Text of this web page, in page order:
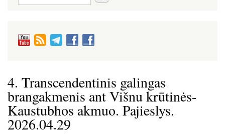
4. Transcendentinis galingas
brangakmenis ant Višnu krūtinės-
Kaustubhos akmuo. Pajieslys.
2026.04.29